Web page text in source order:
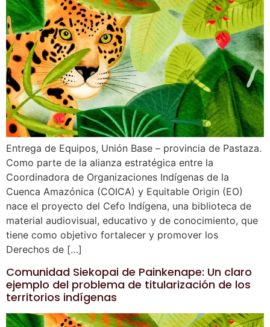
Entrega de Equipos, Unión Base – provincia de Pastaza.
Como parte de la alianza estratégica entre la
Coordinadora de Organizaciones Indígenas de la
Cuenca Amazónica (COICA) y Equitable Origin (EO)
nace el proyecto del Cefo Indígena, una biblioteca de
material audiovisual, educativo y de conocimiento, que
tiene como objetivo fortalecer y promover los
Derechos de […]
Comunidad Siekopai de Painkenape: Un claro
ejemplo del problema de titularización de los
territorios indígenas